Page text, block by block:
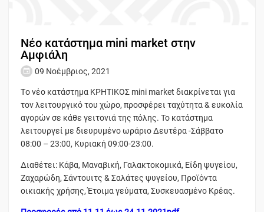
Νέο κατάστημα mini market στην
Αμφιάλη
09 Νοέμβριος, 2021
Tο νέο κατάστημα ΚΡΗΤΙΚΟΣ mini market διακρίνεται για
τον λειτουργικό του χώρο, προσφέρει ταχύτητα & ευκολία
αγορών σε κάθε γειτονιά της πόλης. Το κατάστημα
λειτουργεί με διευρυμένο ωράριο Δευτέρα -Σάββατο
08:00 – 23:00, Κυριακή 09:00-23:00.
Διαθέτει: Κάβα, Μαναβική, Γαλακτοκομικά, Είδη ψυγείου,
Ζαχαρώδη, Σάντουιτς & Σαλάτες ψυγείου, Προϊόντα
οικιακής χρήσης, Έτοιμα γεύματα, Συσκευασμένο Κρέας.